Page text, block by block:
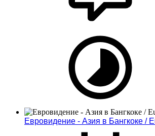
Евровидение - Азия в Бангкоке /